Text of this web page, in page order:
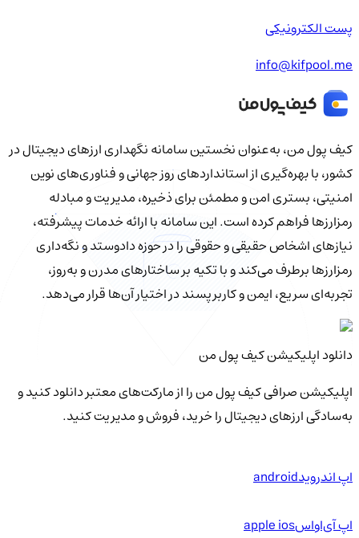
پست الکترونیکی
info@kifpool.me
کیف‌ پول من، به‌عنوان نخستین سامانه نگهداری ارزهای دیجیتال در
کشور، با بهره‌گیری از استانداردهای روز جهانی و فناوری‌های نوین
امنیتی، بستری امن و مطمئن برای ذخیره، مدیریت و مبادله
رمزارزها فراهم کرده است. این سامانه با ارائه خدمات پیشرفته،
نیازهای اشخاص حقیقی و حقوقی را در حوزه دادوستد و نگه‌داری
رمزارزها برطرف می‌کند و با تکیه بر ساختارهای مدرن و به‌روز،
تجربه‌ای سریع، ایمن و کاربرپسند در اختیار آن‌ها قرار می‌دهد.
دانلود اپلیکیشن کیف‌ پول من
اپلیکیشن صرافی کیف پول من را از مارکت‌های معتبر دانلود کنید و
به‌سادگی ارزهای دیجیتال را خرید، فروش و مدیریت کنید.
اپ اندرویدandroid
اپ آی‌او‌اسapple ios